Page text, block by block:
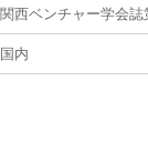
関西ベンチャー学会
国内